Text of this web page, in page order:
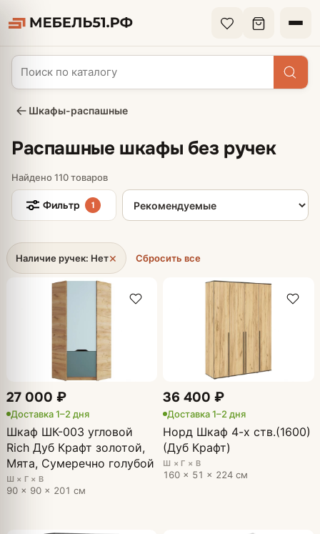
Шкафы-распашные
Распашные шкафы без ручек
Найдено 110 товаров
Фильтр 1
Сортировка товаров
Наличие ручек: Нет× Сбросить все
27 000 ₽
Доставка 1–2 дня
Шкаф ШК-003 угловой
Rich Дуб Крафт золотой,
Мята, Сумеречно голубой
Ш × Г × В
90 × 90 × 201 см
36 400 ₽
Доставка 1–2 дня
Норд Шкаф 4-х ств.(1600)
(Дуб Крафт)
Ш × Г × В
160 × 51 × 224 см